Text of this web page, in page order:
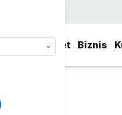
Svet Biznis